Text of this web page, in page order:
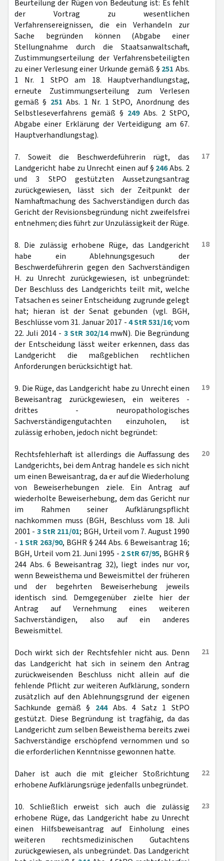
Beurteilung der Rügen von Bedeutung ist: Es fehlt
der Vortrag zu wesentlichen
Verfahrensereignissen, die ein Verhandeln zur
Sache begründen können (Abgabe einer
Stellungnahme durch die Staatsanwaltschaft,
Zustimmungserteilung der Verfahrensbeteiligten
zu einer Verlesung einer Urkunde gemäß § 251 Abs.
1 Nr. 1 StPO am 18. Hauptverhandlungstag,
erneute Zustimmungserteilung zum Verlesen
gemäß § 251 Abs. 1 Nr. 1 StPO, Anordnung des
Selbstleseverfahrens gemäß § 249Abs. 2 StPO,
Abgabe einer Erklärung der Verteidigung am 67.
Hauptverhandlungstag).
17
7. Soweit die Beschwerdeführerin rügt, das
Landgericht habe zu Unrecht einen auf § 246Abs. 2
und 3 StPO gestützten Aussetzungsantrag
zurückgewiesen, lässt sich der Zeitpunkt der
Namhaftmachung des Sachverständigen durch das
Gericht der Revisionsbegründung nicht zweifelsfrei
entnehmen; dies führt zur Unzulässigkeit der Rüge.
18
8. Die zulässig erhobene Rüge, das Landgericht
habe ein Ablehnungsgesuch der
Beschwerdeführerin gegen den Sachverständigen
H. zu Unrecht zurückgewiesen, ist unbegründet:
Der Beschluss des Landgerichts teilt mit, welche
Tatsachen es seiner Entscheidung zugrunde gelegt
hat; hieran ist der Senat gebunden (vgl. BGH,
Beschlüsse vom 31. Januar 2017 -4 StR 531/16; vom
22. Juli 2014 - 3 StR 302/14mwN). Die Begründung
der Entscheidung lässt weiter erkennen, dass das
Landgericht die maßgeblichen rechtlichen
Anforderungen berücksichtigt hat.
19
9. Die Rüge, das Landgericht habe zu Unrecht einen
Beweisantrag zurückgewiesen, ein weiteres -
drittes - neuropathologisches
Sachverständigengutachten einzuholen, ist
zulässig erhoben, jedoch nicht begründet:
20
Rechtsfehlerhaft ist allerdings die Auffassung des
Landgerichts, bei dem Antrag handele es sich nicht
um einen Beweisantrag, da er auf die Wiederholung
von Beweiserhebungen ziele. Ein Antrag auf
wiederholte Beweiserhebung, dem das Gericht nur
im Rahmen seiner Aufklärungspflicht
nachkommen muss (BGH, Beschluss vom 18. Juli
2001 - 3 StR 211/01; BGH, Urteil vom 7. August 1990
- 1 StR 263/90, BGHR § 244 Abs. 6 Beweisantrag 16;
BGH, Urteil vom 21. Juni 1995 - 2 StR 67/95, BGHR §
244 Abs. 6 Beweisantrag 32), liegt indes nur vor,
wenn Beweisthema und Beweismittel der früheren
und der begehrten Beweiserhebung jeweils
identisch sind. Demgegenüber zielte hier der
Antrag auf Vernehmung eines weiteren
Sachverständigen, also auf ein anderes
Beweismittel.
21
Doch wirkt sich der Rechtsfehler nicht aus. Denn
das Landgericht hat sich in seinem den Antrag
zurückweisenden Beschluss nicht allein auf die
fehlende Pflicht zur weiteren Aufklärung, sondern
zusätzlich auf den Ablehnungsgrund der eigenen
Sachkunde gemäß § 244Abs. 4 Satz 1 StPO
gestützt. Diese Begründung ist tragfähig, da das
Landgericht zum selben Beweisthema bereits zwei
Sachverständige erschöpfend vernommen und so
die erforderlichen Kenntnisse gewonnen hatte.
22
Daher ist auch die mit gleicher Stoßrichtung
erhobene Aufklärungsrüge jedenfalls unbegründet.
23
10. Schließlich erweist sich auch die zulässig
erhobene Rüge, das Landgericht habe zu Unrecht
einen Hilfsbeweisantrag auf Einholung eines
weiteren rechtsmedizinischen Gutachtens
zurückgewiesen, als unbegründet. Das Landgericht